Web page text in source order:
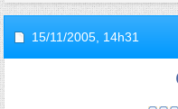
15/11/2005, 14h31